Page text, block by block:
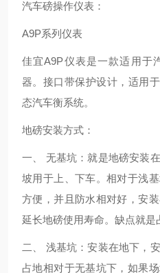
汽车磅操作仪表：
A9P系列仪表
佳宜A9P仪表是一款适用于
器。接口带保护设计，适用
态汽车衡系统。
地磅安装方式：
一、 无基坑：就是地磅安装
坡用于上、下车。相对于浅
方便，并且防水相对好，安
延长地磅使用寿命。缺点就是
二、 浅基坑：安装在地下，
占地相对于无基坑下，如果